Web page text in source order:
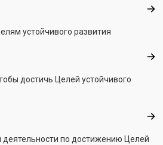
устойчивого развития
достичь Целей устойчивого
по достижению Целей